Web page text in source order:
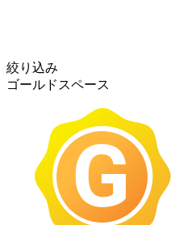
絞り込み
ゴールドスペース